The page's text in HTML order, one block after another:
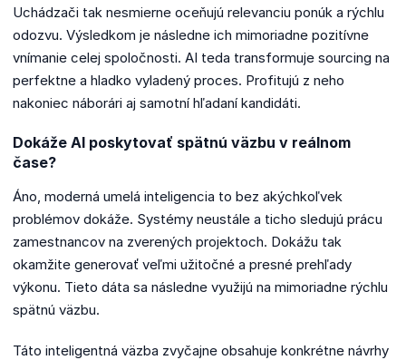
Uchádzači tak nesmierne oceňujú relevanciu ponúk a rýchlu
odozvu. Výsledkom je následne ich mimoriadne pozitívne
vnímanie celej spoločnosti. AI teda transformuje sourcing na
perfektne a hladko vyladený proces. Profitujú z neho
nakoniec náborári aj samotní hľadaní kandidáti.
Dokáže AI poskytovať spätnú väzbu v reálnom
čase?
Áno, moderná umelá inteligencia to bez akýchkoľvek
problémov dokáže. Systémy neustále a ticho sledujú prácu
zamestnancov na zverených projektoch. Dokážu tak
okamžite generovať veľmi užitočné a presné prehľady
výkonu. Tieto dáta sa následne využijú na mimoriadne rýchlu
spätnú väzbu.
Táto inteligentná väzba zvyčajne obsahuje konkrétne návrhy